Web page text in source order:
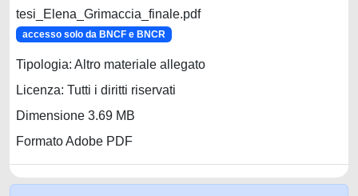
tesi_Elena_Grimaccia_finale.pdf
accesso solo da BNCF e BNCR
Tipologia: Altro materiale allegato
Licenza: Tutti i diritti riservati
Dimensione 3.69 MB
Formato Adobe PDF